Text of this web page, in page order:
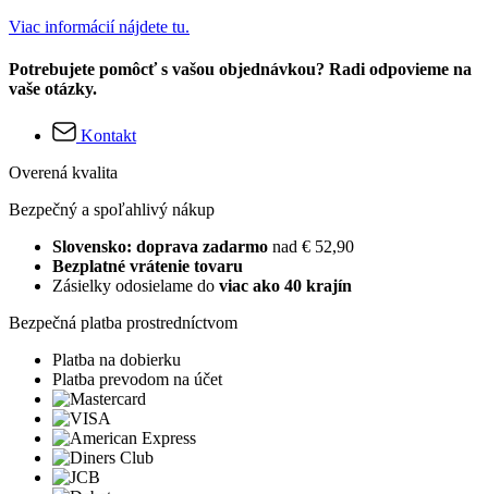
Viac informácií nájdete tu.
Potrebujete pomôcť s vašou objednávkou? Radi odpovieme na
vaše otázky.
Kontakt
Overená kvalita
Bezpečný a spoľahlivý nákup
Slovensko: doprava zadarmo nad € 52,90
Bezplatné vrátenie tovaru
Zásielky odosielame do viac ako 40 krajín
Bezpečná platba prostredníctvom
Platba na dobierku
Platba prevodom na účet